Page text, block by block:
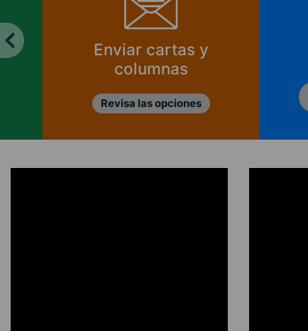
Enviar cartas y
columnas
Revisa las opciones